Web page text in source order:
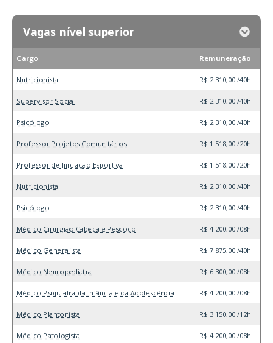
Vagas nível superior
Cargo Remuneração
Nutricionista R$ 2.310,00 /40h
Supervisor Social R$ 2.310,00 /40h
Psicólogo R$ 2.310,00 /40h
Professor Projetos Comunitários R$ 1.518,00 /20h
Professor de Iniciação Esportiva R$ 1.518,00 /20h
Nutricionista R$ 2.310,00 /40h
Psicólogo R$ 2.310,00 /40h
Médico Cirurgião Cabeça e Pescoço R$ 4.200,00 /08h
Médico Generalista R$ 7.875,00 /40h
Médico Neuropediatra R$ 6.300,00 /08h
Médico Psiquiatra da Infância e da Adolescência R$ 4.200,00 /08h
Médico Plantonista R$ 3.150,00 /12h
Médico Patologista R$ 4.200,00 /08h